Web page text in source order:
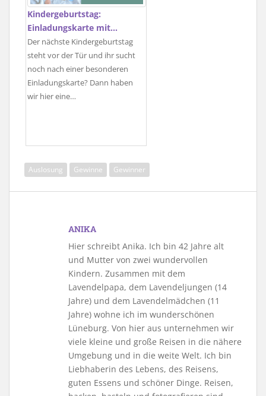
Kindergeburtstag:
Einladungskarte mit…
Der nächste Kindergeburtstag
steht vor der Tür und ihr sucht
noch nach einer besonderen
Einladungskarte? Dann haben
wir hier eine…
Auslosung Gewinne Gewinner
ANIKA
Hier schreibt Anika. Ich bin 42 Jahre alt
und Mutter von zwei wundervollen
Kindern. Zusammen mit dem
Lavendelpapa, dem Lavendeljungen (14
Jahre) und dem Lavendelmädchen (11
Jahre) wohne ich im wunderschönen
Lüneburg. Von hier aus unternehmen wir
viele kleine und große Reisen in die nähere
Umgebung und in die weite Welt. Ich bin
Liebhaberin des Lebens, des Reisens,
guten Essens und schöner Dinge. Reisen,